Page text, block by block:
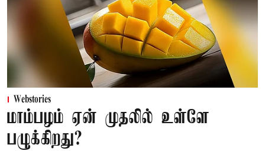
Webstories
மாம்பழம் ஏன் முதலில் உள்ளே
பழுக்கிறது?